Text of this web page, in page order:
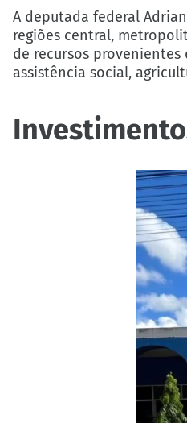
A deputada federal
regiões central,
de recursos
assistência social,